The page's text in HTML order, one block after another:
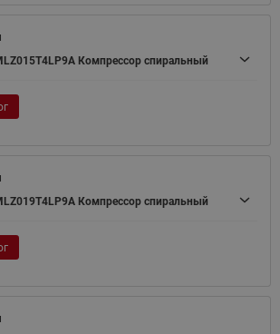
Компрессор спиральный
Компрессор спиральный